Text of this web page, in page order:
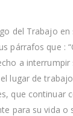
del Trabajo
párrafos que :
a interrumpir
lugar de
que continuar
para su vida o